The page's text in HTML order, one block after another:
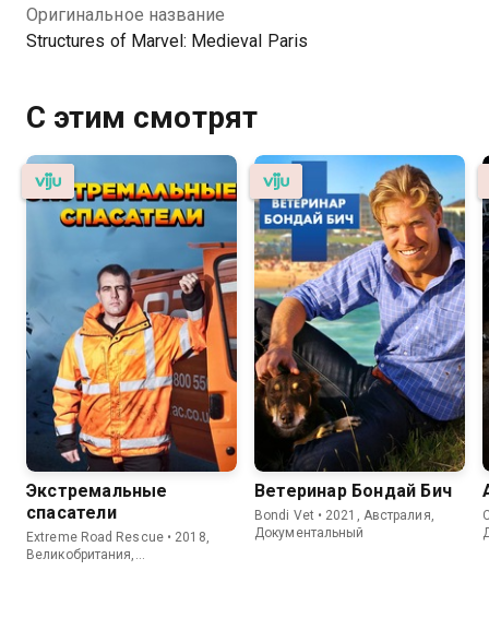
Оригинальное название
Structures of Marvel: Medieval Paris
С этим смотрят
Экстремальные
спасатели
Extreme Road Rescue • 2018,
Великобритания,
Ветеринар Бондай Бич
Bondi Vet • 2021, Австралия,
Документальный